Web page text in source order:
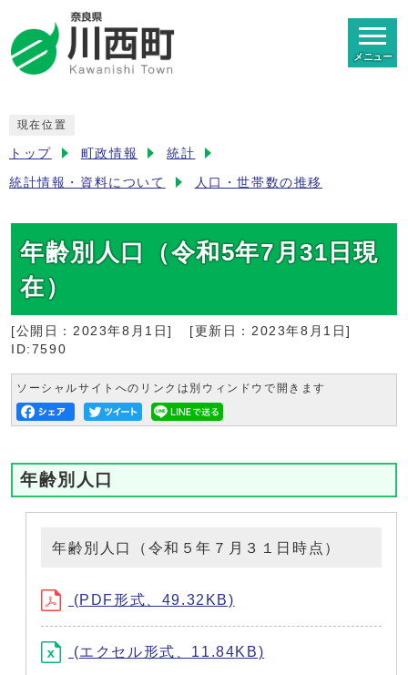
メニュー
現在位置
トップ 町政情報 統計
統計情報・資料について 人口・世帯数の推移
年齢別人口（令和5年7月31日現
在）
[公開日： 2023年8月1日] [更新日： 2023年8月1日]
ID:7590
ソーシャルサイトへのリンクは別ウィンドウで開きます
年齢別人口
年齢別人口（令和５年７月３１日時点）
(PDF形式、49.32KB)
(エクセル形式、11.84KB)